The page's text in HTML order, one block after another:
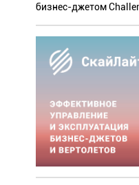
бизнес-джетом